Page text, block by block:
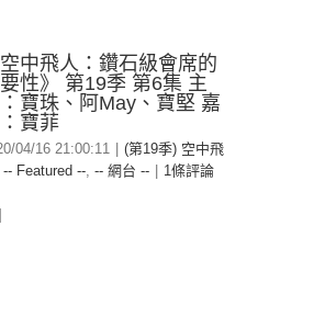
空中飛人：鑽石級會席的
性》 第19季 第6集 主
寶珠、阿May、寶堅 嘉
寶菲
04/16 21:00:11
(第19季) 空中飛
-- Featured --, -- 網台 -- 1條評論